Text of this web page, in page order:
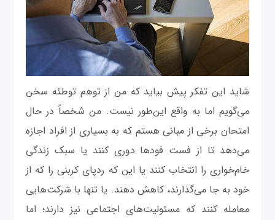
شاید این تفکر پیش بیاید که من از توهم توطئه سخن
می‌گویم اما به واقع این‌طور نیست. من شخصاً در حال
امتحان برخی از مبانی هستم که به بسیاری از افراد اجازه
می‌دهد تا از فست فودها دوری کنند یا سبک زندگی
خام‌خواری را انتخاب کنند یا این که ردپای کربنی را که از
خود به جا می‌گذارند، کاهش دهند. یا تنها با شرکت‌هایی
معامله کنند که مسئولیت‌های اجتماعی نیز دارند؛ اما